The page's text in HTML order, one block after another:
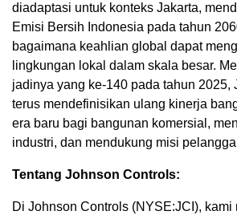
diadaptasi untuk konteks Jakarta,
Emisi Bersih Indonesia pada tahun
bagaimana keahlian global dapat
lingkungan lokal dalam skala besar.
jadinya yang ke-140 pada tahun 2025,
terus mendefinisikan ulang kinerja
era baru bagi bangunan komersial,
industri, dan mendukung misi
Tentang Johnson Controls:
Di Johnson Controls (NYSE:JCI), kami